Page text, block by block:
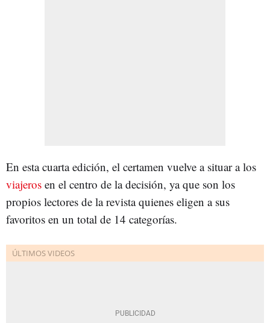
En esta cuarta edición, el certamen vuelve a situar a los
viajeros en el centro de la decisión, ya que son los
propios lectores de la revista quienes eligen a sus
favoritos en un total de 14 categorías.